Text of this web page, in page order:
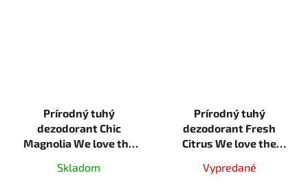
Prírodný tuhý
dezodorant Chic
Magnolia We love the
Skladom
Prírodný tuhý
dezodorant Fresh
Citrus We love the
Vypredané